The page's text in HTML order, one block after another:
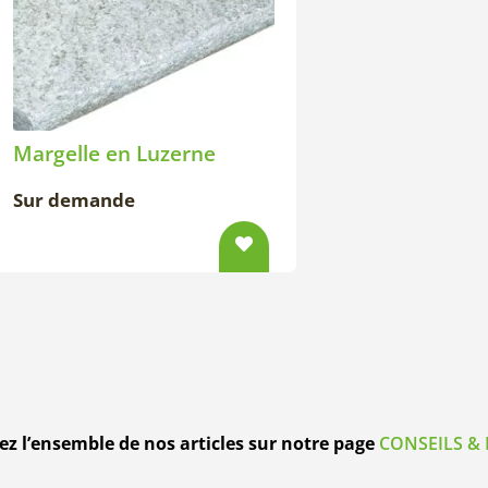
Margelle en Luzerne
Sur demande
l’ensemble de nos articles sur notre page CONSEILS &